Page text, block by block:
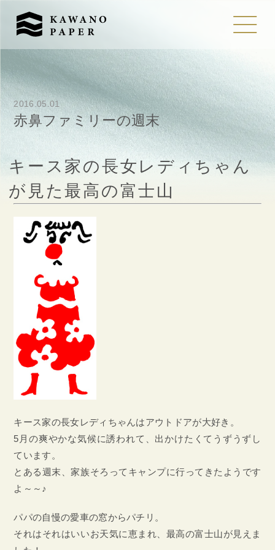
赤鼻ファミリーの週末
2016.05.01
キース家の長女レディちゃん
が見た最高の富士山
キース家の長女レディちゃんはアウトドアが大好き。
5月の爽やかな気候に誘われて、出かけたくてうずうずし
ています。
とある週末、家族そろってキャンプに行ってきたようです
よ～～♪
パパの自慢の愛車の窓からパチリ。
それはそれはいいお天気に恵まれ、最高の富士山が見えま